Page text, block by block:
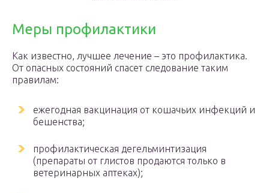
Меры профилактики
Как известно, лучшее лечение – это профилактика.
От опасных состояний спасет следование таким
правилам:
ежегодная вакцинация от кошачьих инфекций и
бешенства;
профилактическая дегельминтизация
(препараты от глистов продаются только в
ветеринарных аптеках);